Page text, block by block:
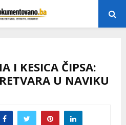
I KESICA ČIPSA:
U NAVIKU